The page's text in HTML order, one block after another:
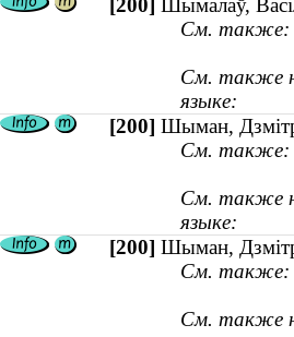
[200] Шымалаў,
См. также:
См. также
языке:
[200] Шыман,
См. также:
См. также
языке:
[200] Шыман,
См. также:
См. также